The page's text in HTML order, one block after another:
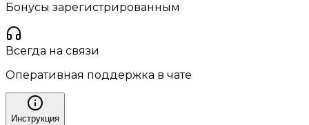
Бонусы зарегистрированным
Всегда на связи
Оперативная поддержка в чате
Инструкция